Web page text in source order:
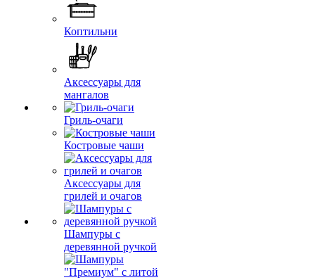
Коптильни
Аксессуары для
мангалов
Гриль-очаги
Костровые чаши
Аксессуары для
грилей и очагов
Шампуры с
деревянной ручкой